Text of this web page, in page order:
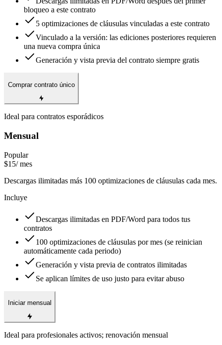
bloqueo a este contrato
5 optimizaciones de cláusulas vinculadas a este contrato
Vinculado a la versión: las ediciones posteriores requieren
una nueva compra única
Generación y vista previa del contrato siempre gratis
Comprar contrato único
Ideal para contratos esporádicos
Mensual
Popular
$15/ mes
Descargas ilimitadas más 100 optimizaciones de cláusulas cada mes.
Incluye
Descargas ilimitadas en PDF/Word para todos tus
contratos
100 optimizaciones de cláusulas por mes (se reinician
automáticamente cada periodo)
Generación y vista previa de contratos ilimitadas
Se aplican límites de uso justo para evitar abuso
Iniciar mensual
Ideal para profesionales activos; renovación mensual